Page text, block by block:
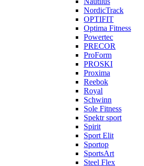
NordicTrack
OPTIFIT
Optima Fitness
Powertec
PRECOR
ProForm
PROSKI
Proxima
Reebok
Royal
Schwinn
Sole Fitness
Spektr sport
Spirit
Sport Elit
Sportop
SportsArt
Steel Flex